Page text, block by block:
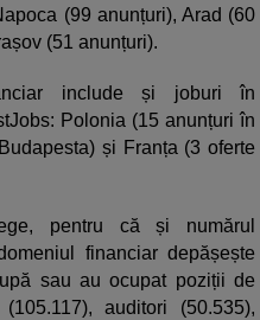
(99 anunțuri), Arad (60
(51 anunțuri).
include și joburi în
Polonia (15 anunțuri în
și Franța (3 oferte
pentru că și numărul
financiar depășește
sau au ocupat poziții de
auditori (50.535),